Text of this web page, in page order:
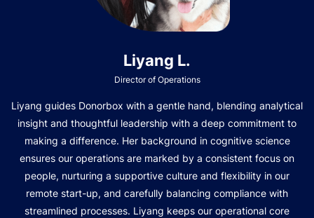
Liyang L.
Director of Operations
Liyang guides Donorbox with a gentle hand, blending analytical
insight and thoughtful leadership with a deep commitment to
making a difference. Her background in cognitive science
ensures our operations are marked by a consistent focus on
people, nurturing a supportive culture and flexibility in our
remote start-up, and carefully balancing compliance with
streamlined processes. Liyang keeps our operational core